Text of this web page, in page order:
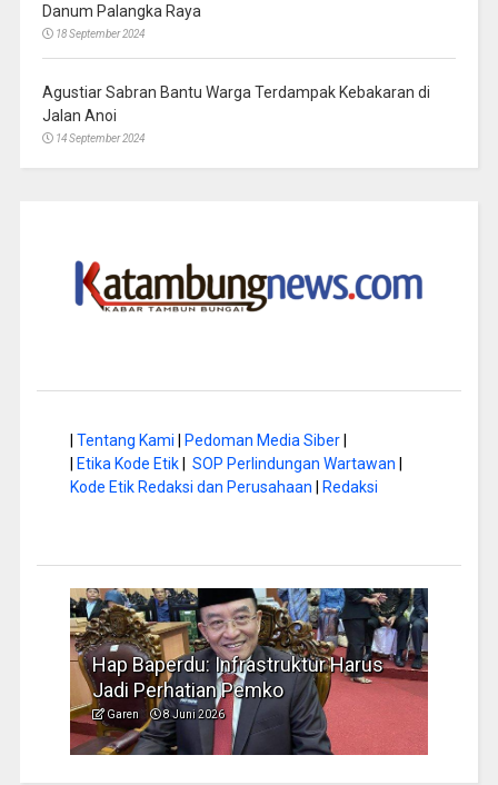
Danum Palangka Raya
18 September 2024
Agustiar Sabran Bantu Warga Terdampak Kebakaran di
Jalan Anoi
14 September 2024
Tentang Kami Pedoman Media Siber|
Etika Kode Etik| SOP Perlindungan Wartawan
Kode Etik Redaksi dan Perusahaan
Redaksi
Hap Baperdu: Infrastruktur Harus
Jadi Perhatian Pemko
Garen 8 Juni 2026